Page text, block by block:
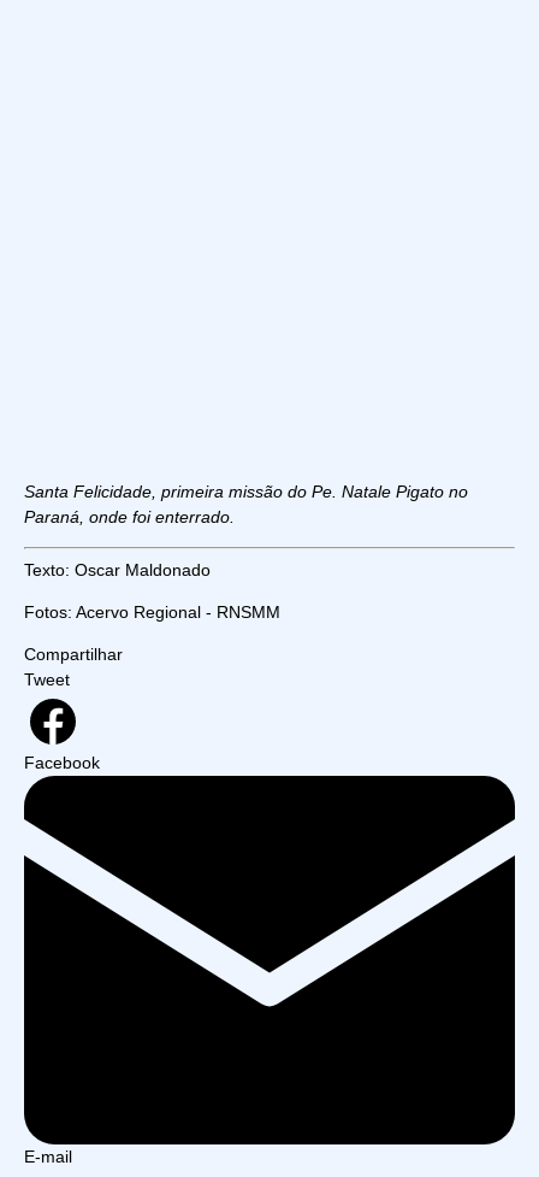
Santa Felicidade, primeira missão do Pe. Natale Pigato no
Paraná, onde foi enterrado.
Texto: Oscar Maldonado
Fotos: Acervo Regional - RNSMM
Compartilhar
Tweet
Facebook
E-mail